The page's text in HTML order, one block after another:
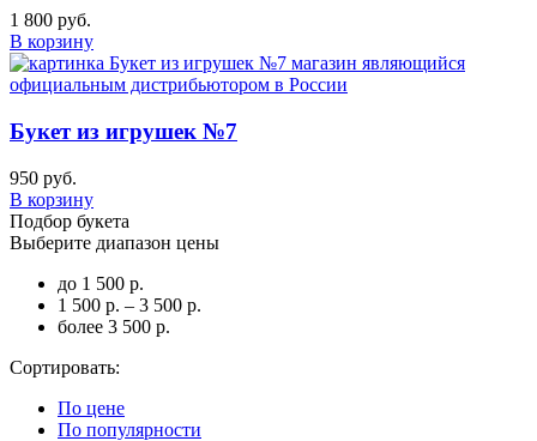
1 800 руб.
В корзину
Букет из игрушек №7
950 руб.
В корзину
Подбор букета
Выберите диапазон цены
до 1 500 р.
1 500 р. – 3 500 р.
более 3 500 р.
Сортировать:
По цене
По популярности